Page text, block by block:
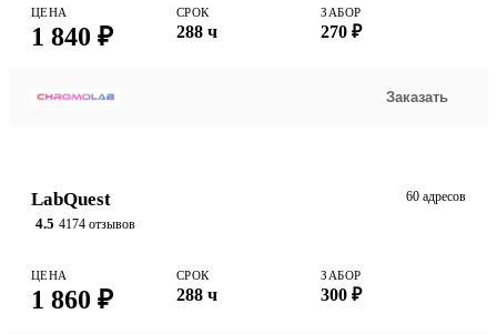
ЦЕНА
1 840 ₽
СРОК
288 ч
ЗАБОР
270 ₽
Заказать
LabQuest
4.5 4174 отзывов
60 адресов
ЦЕНА
1 860 ₽
СРОК
288 ч
ЗАБОР
300 ₽